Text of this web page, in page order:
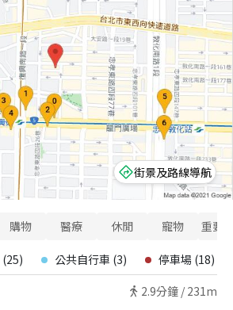
街景及路線導航
購物 醫療 休閒 寵物 重要
(25) 公共自行車 (3) 停車場 (18)
2.9分鐘 / 231m